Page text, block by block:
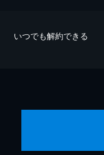
いつでも解約できる